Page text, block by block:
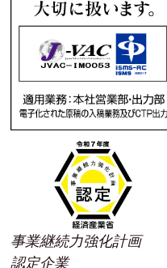
事業継続力強化計画
認定企業